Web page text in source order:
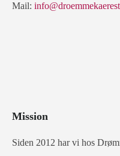
Mail:
Mission
Siden 2012 har vi hos